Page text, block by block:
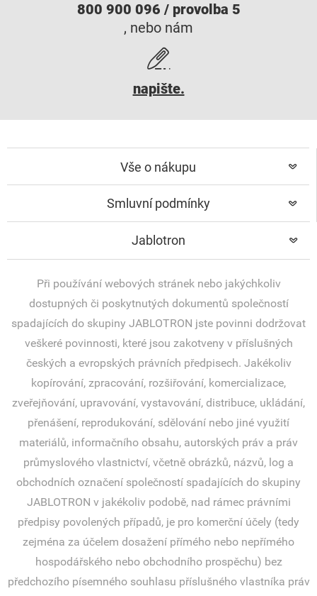
800 900 096 / provolba 5
, nebo nám
napište.
Vše o nákupu
Smluvní podmínky
Jablotron
Při používání webových stránek nebo jakýchkoliv
dostupných či poskytnutých dokumentů společností
spadajících do skupiny JABLOTRON jste povinni dodržovat
veškeré povinnosti, které jsou zakotveny v příslušných
českých a evropských právních předpisech. Jakékoliv
kopírování, zpracování, rozšiřování, komercializace,
zveřejňování, upravování, vystavování, distribuce, ukládání,
přenášení, reprodukování, sdělování nebo jiné využití
materiálů, informačního obsahu, autorských práv a práv
průmyslového vlastnictví, včetně obrázků, názvů, log a
obchodních označení společností spadajících do skupiny
JABLOTRON v jakékoliv podobě, nad rámec právními
předpisy povolených případů, je pro komerční účely (tedy
zejména za účelem dosažení přímého nebo nepřímého
hospodářského nebo obchodního prospěchu) bez
předchozího písemného souhlasu příslušného vlastníka práv